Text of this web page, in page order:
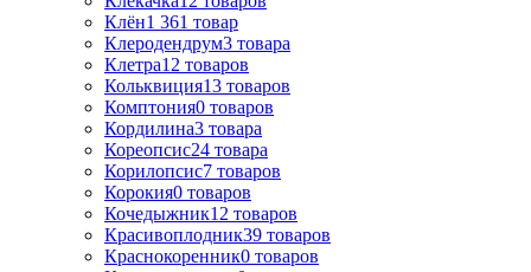
Клён1 361 товар
Клеродендрум3 товара
Клетра12 товаров
Кольквиция13 товаров
Комптония0 товаров
Кордилина3 товара
Кореопсис24 товара
Корилопсис7 товаров
Корокия0 товаров
Кочедыжник12 товаров
Красивоплодник39 товаров
Краснокоренник0 товаров